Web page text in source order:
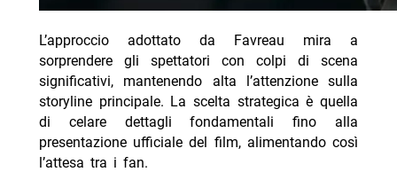
L’approccio adottato da Favreau mira a
sorprendere gli spettatori con colpi di scena
significativi, mantenendo alta l’attenzione sulla
storyline principale. La scelta strategica è quella
di celare dettagli fondamentali fino alla
presentazione ufficiale del film, alimentando così
l’attesa tra i fan.